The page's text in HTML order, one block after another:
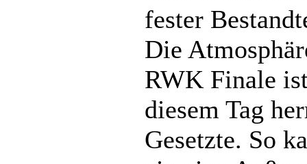
fester
Die
RWK Finale
diesem Tag
Gesetzte. So